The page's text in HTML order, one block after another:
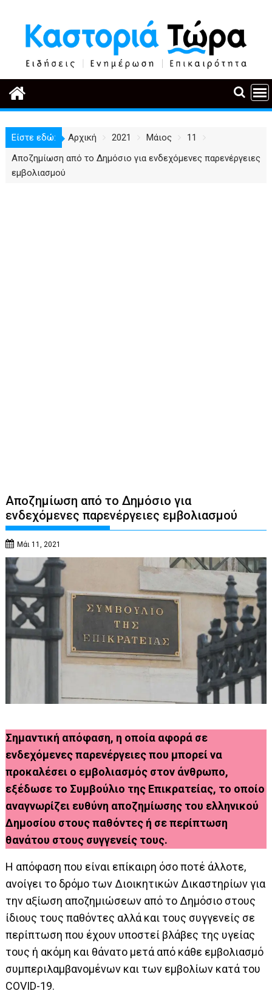
περιεχόμενο
Είστε εδώ: Αρχική 2021 Μάιος
11
Αποζημίωση από το Δημόσιο για ενδεχόμενες παρενέργειες
εμβολιασμού
Αποζημίωση από το Δημόσιο για
ενδεχόμενες παρενέργειες εμβολιασμού
Μάι 11, 2021
Σημαντική απόφαση, η οποία αφορά σε
ενδεχόμενες παρενέργειες που μπορεί να
προκαλέσει ο εμβολιασμός στον άνθρωπο,
εξέδωσε το Συμβούλιο της Επικρατείας, το οποίο
αναγνωρίζει ευθύνη αποζημίωσης του ελληνικού
Δημοσίου στους παθόντες ή σε περίπτωση
θανάτου στους συγγενείς τους.
Η απόφαση που είναι επίκαιρη όσο ποτέ άλλοτε,
ανοίγει το δρόμο των Διοικητικών Δικαστηρίων για
την αξίωση αποζημιώσεων από το Δημόσιο στους
ίδιους τους παθόντες αλλά και τους συγγενείς σε
περίπτωση που έχουν υποστεί βλάβες της υγείας
τους ή ακόμη και θάνατο μετά από κάθε εμβολιασμό
συμπεριλαμβανομένων και των εμβολίων κατά του
COVID-19.